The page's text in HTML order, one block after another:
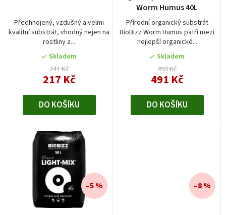
u
Předhnojený, vzdušný a velmi
kvalitní substrát, vhodný nejen na
rostliny a...
Skladem
241 Kč
217 Kč
DO KOŠÍKU
Worm Humus 40L
Přírodní organický substrát
BioBizz Worm Humus patří mezi
nejlepší organické...
Skladem
493 Kč
491 Kč
DO KOŠÍKU
–5 % –8 %